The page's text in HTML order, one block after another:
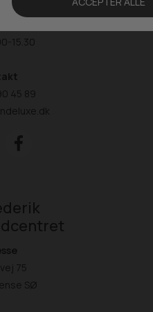
15.30
15.30
45 89
75
SØ